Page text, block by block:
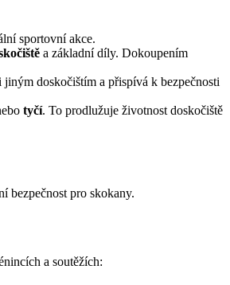
sportovní akce.
a základní díly. Dokoupením
doskočištím a přispívá k bezpečnosti
tyčí. To prodlužuje životnost doskočiště
bezpečnost pro skokany.
a soutěžích: